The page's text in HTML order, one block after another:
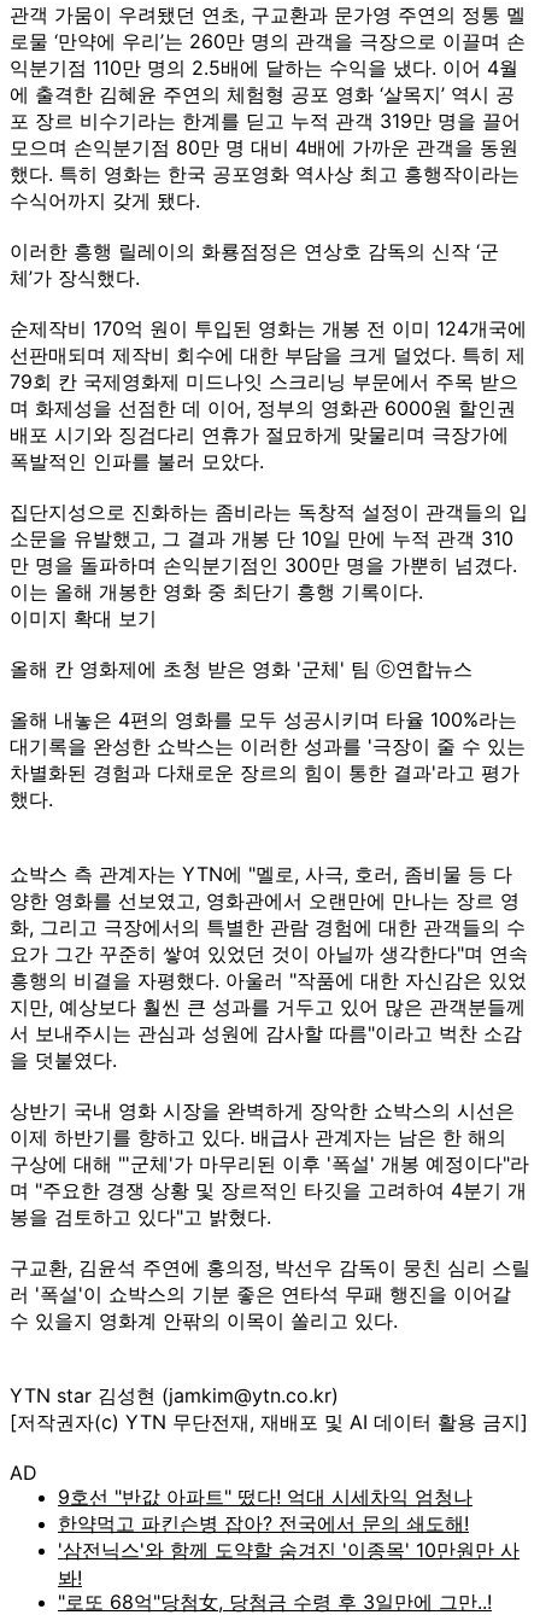
관객 가뭄이 우려됐던 연초, 구교환과 문가영 주연의 정통 멜
로물 ‘만약에 우리’는 260만 명의 관객을 극장으로 이끌며 손
익분기점 110만 명의 2.5배에 달하는 수익을 냈다. 이어 4월
에 출격한 김혜윤 주연의 체험형 공포 영화 ‘살목지’ 역시 공
포 장르 비수기라는 한계를 딛고 누적 관객 319만 명을 끌어
모으며 손익분기점 80만 명 대비 4배에 가까운 관객을 동원
했다. 특히 영화는 한국 공포영화 역사상 최고 흥행작이라는
수식어까지 갖게 됐다.
이러한 흥행 릴레이의 화룡점정은 연상호 감독의 신작 ‘군
체’가 장식했다.
순제작비 170억 원이 투입된 영화는 개봉 전 이미 124개국에
선판매되며 제작비 회수에 대한 부담을 크게 덜었다. 특히 제
79회 칸 국제영화제 미드나잇 스크리닝 부문에서 주목 받으
며 화제성을 선점한 데 이어, 정부의 영화관 6000원 할인권
배포 시기와 징검다리 연휴가 절묘하게 맞물리며 극장가에
폭발적인 인파를 불러 모았다.
집단지성으로 진화하는 좀비라는 독창적 설정이 관객들의 입
소문을 유발했고, 그 결과 개봉 단 10일 만에 누적 관객 310
만 명을 돌파하며 손익분기점인 300만 명을 가뿐히 넘겼다.
이는 올해 개봉한 영화 중 최단기 흥행 기록이다.
이미지 확대 보기
올해 칸 영화제에 초청 받은 영화 '군체' 팀 ⓒ연합뉴스
올해 내놓은 4편의 영화를 모두 성공시키며 타율 100%라는
대기록을 완성한 쇼박스는 이러한 성과를 '극장이 줄 수 있는
차별화된 경험과 다채로운 장르의 힘이 통한 결과'라고 평가
했다.
쇼박스 측 관계자는 YTN에 "멜로, 사극, 호러, 좀비물 등 다
양한 영화를 선보였고, 영화관에서 오랜만에 만나는 장르 영
화, 그리고 극장에서의 특별한 관람 경험에 대한 관객들의 수
요가 그간 꾸준히 쌓여 있었던 것이 아닐까 생각한다"며 연속
흥행의 비결을 자평했다. 아울러 "작품에 대한 자신감은 있었
지만, 예상보다 훨씬 큰 성과를 거두고 있어 많은 관객분들께
서 보내주시는 관심과 성원에 감사할 따름"이라고 벅찬 소감
을 덧붙였다.
상반기 국내 영화 시장을 완벽하게 장악한 쇼박스의 시선은
이제 하반기를 향하고 있다. 배급사 관계자는 남은 한 해의
구상에 대해 "'군체'가 마무리된 이후 '폭설' 개봉 예정이다"라
며 "주요한 경쟁 상황 및 장르적인 타깃을 고려하여 4분기 개
봉을 검토하고 있다"고 밝혔다.
구교환, 김윤석 주연에 홍의정, 박선우 감독이 뭉친 심리 스릴
러 '폭설'이 쇼박스의 기분 좋은 연타석 무패 행진을 이어갈
수 있을지 영화계 안팎의 이목이 쏠리고 있다.
YTN star 김성현 (jamkim@ytn.co.kr)
[저작권자(c) YTN 무단전재, 재배포 및 AI 데이터 활용 금지]
AD